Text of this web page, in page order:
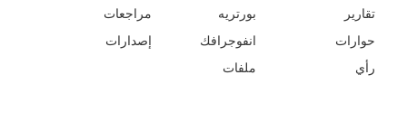
تقارير
حوارات
رأي
بورتريه
انفوجرافك
ملفات
مراجعات
إصدارات